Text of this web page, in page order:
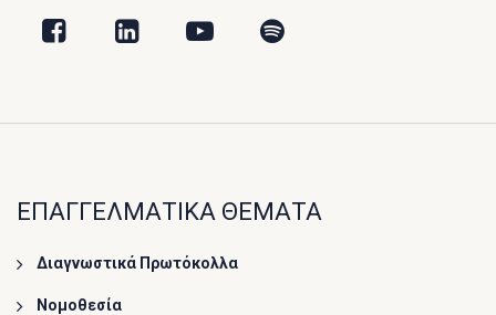
ΕΠΑΓΓΕΛΜΑΤΙΚΑ ΘΕΜΑΤΑ
Διαγνωστικά Πρωτόκολλα
Νομοθεσία